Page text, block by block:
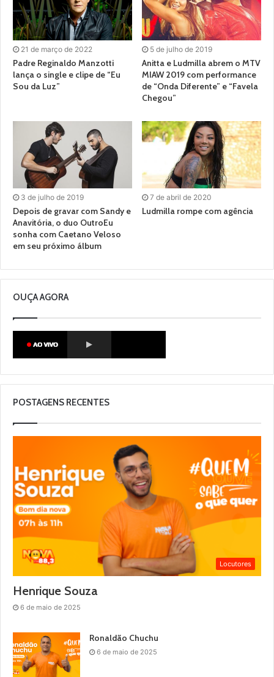
21 de março de 2022
Padre Reginaldo Manzotti
lança o single e clipe de “Eu
Sou da Luz”
5 de julho de 2019
Anitta e Ludmilla abrem o MTV
MIAW 2019 com performance
de “Onda Diferente” e “Favela
Chegou”
3 de julho de 2019
Depois de gravar com Sandy e
Anavitória, o duo OutroEu
sonha com Caetano Veloso
em seu próximo álbum
7 de abril de 2020
Ludmilla rompe com agência
OUÇA AGORA
POSTAGENS RECENTES
Locutores
Henrique Souza
6 de maio de 2025
Ronaldão Chuchu
6 de maio de 2025